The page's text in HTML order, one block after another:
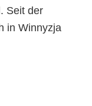
Seit der
in Winnyzja